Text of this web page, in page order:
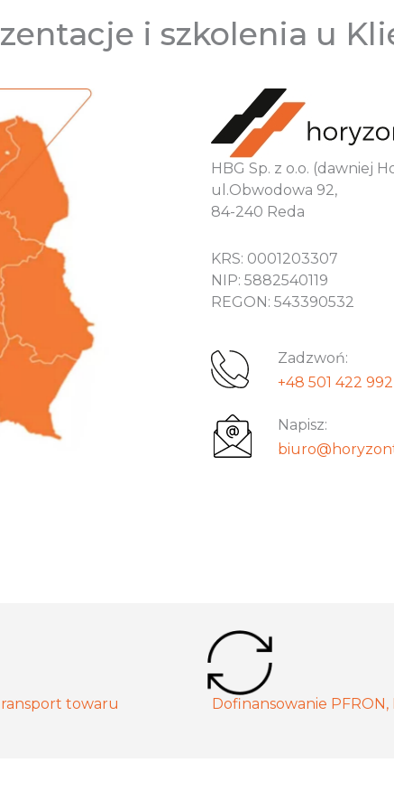
i szkolenia u
HBG Sp. z o.o. (dawniej
ul.Obwodowa 92,
84-240 Reda
KRS: 0001203307
NIP: 5882540119
REGON: 543390532
Zadzwoń:
+48 501 422 992
Napisz:
towaru Dofinansowanie PFRON,